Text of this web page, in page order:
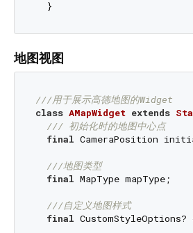
地图视图
///用于展示高德地图的Widget
class AMapWidget extends
/// 初始化时的地图中心点
final CameraPosition
///地图类型
final MapType mapType;
///自定义地图样式
final CustomStyleOptions?